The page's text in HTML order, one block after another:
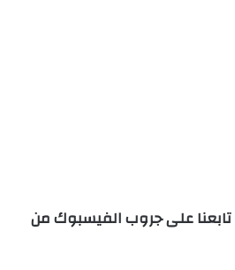
على جروب الفيسبوك من